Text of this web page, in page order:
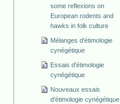
some reflexions on
European rodents and
hawks in folk culture
Mélanges d'étimologie
cynégétique
Essais d'étimologie
cynégétique
Nouveaux essais
d'étimologie cynégétique